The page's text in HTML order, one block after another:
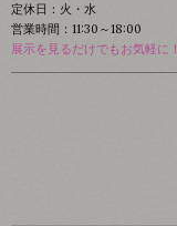
定休日：火・水
営業時間：11:30～18:00
展示を見るだけでもお気軽に！